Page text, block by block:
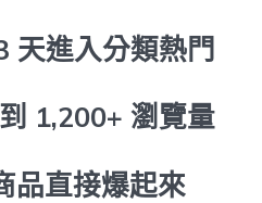
天進入分類熱門
1,200+ 瀏覽量
品直接爆起來